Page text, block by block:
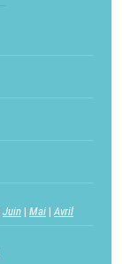
Juin Mai Avril